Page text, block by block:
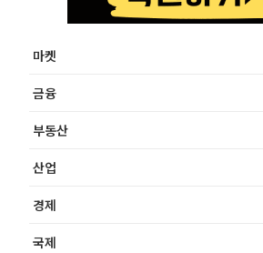
마켓
금융
부동산
산업
경제
국제